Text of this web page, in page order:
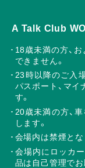
A Talk Club
18歳未満の方、
できません。
23時以降のご入
パスポート、マイ
す。
20歳未満の方、
します。
会場内は禁煙とな
会場内にロッカ
品は自己管理でお